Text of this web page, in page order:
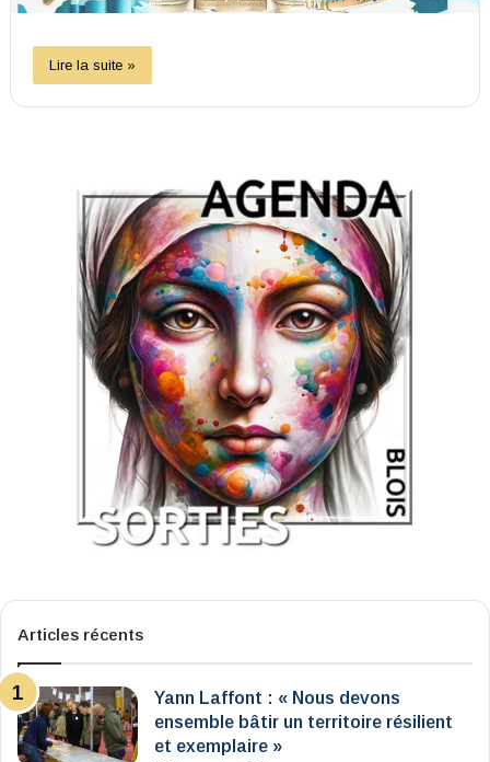
Lire la suite »
Articles récents
Yann Laffont : « Nous devons
ensemble bâtir un territoire résilient
et exemplaire »